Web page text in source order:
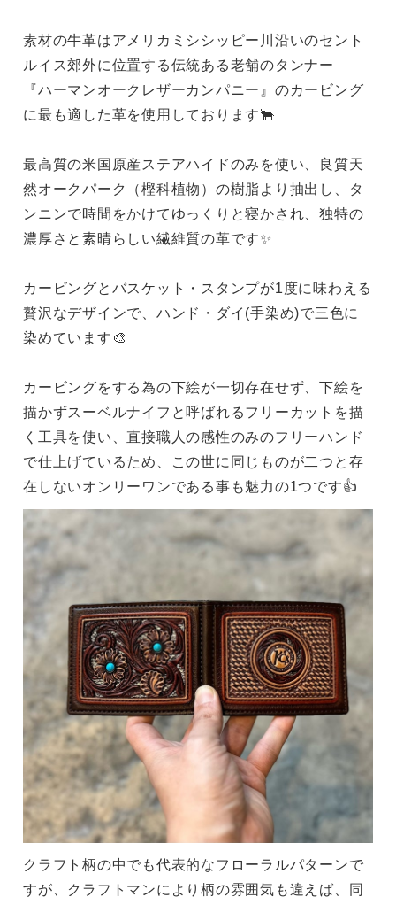
素材の牛革はアメリカミシシッピー川沿いのセント
ルイス郊外に位置する伝統ある老舗のタンナー
『ハーマンオークレザーカンパニー』のカービング
に最も適した革を使用しております🐂
最高質の米国原産ステアハイドのみを使い、良質天
然オークパーク（樫科植物）の樹脂より抽出し、タ
ンニンで時間をかけてゆっくりと寝かされ、独特の
濃厚さと素晴らしい繊維質の革です✨
カービングとバスケット・スタンプが1度に味わえる
贅沢なデザインで、ハンド・ダイ(手染め)で三色に
染めています🎨
カービングをする為の下絵が一切存在せず、下絵を
描かずスーベルナイフと呼ばれるフリーカットを描
く工具を使い、直接職人の感性のみのフリーハンド
で仕上げているため、この世に同じものが二つと存
在しないオンリーワンである事も魅力の1つです👍
クラフト柄の中でも代表的なフローラルパターンで
すが、クラフトマンにより柄の雰囲気も違えば、同